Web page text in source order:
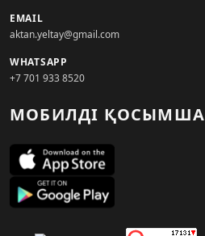
EMAIL
aktan.yeltay@gmail.com
WHATSAPP
+7 701 933 8520
МОБИЛДІ ҚОСЫМША